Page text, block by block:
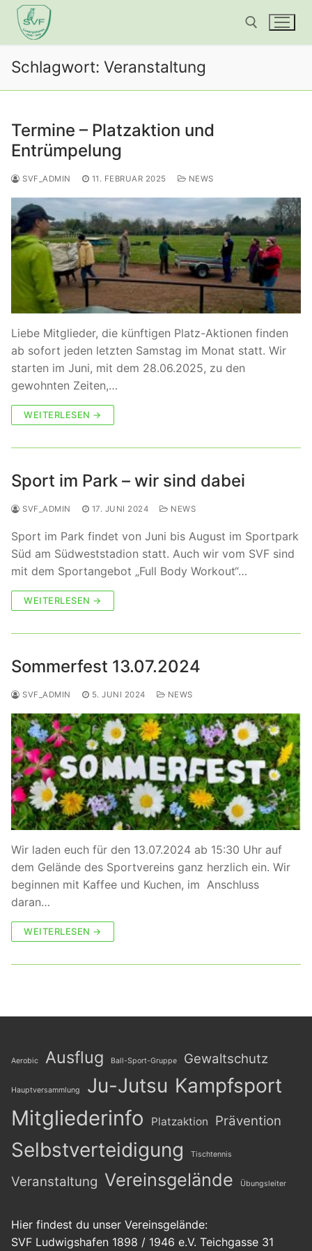
Zum
Inhalt
springen
Schlagwort: Veranstaltung
Termine – Platzaktion und
Entrümpelung
SVF_ADMIN 11. FEBRUAR 2025 NEWS
Liebe Mitglieder, die künftigen Platz-Aktionen finden
ab sofort jeden letzten Samstag im Monat statt. Wir
starten im Juni, mit dem 28.06.2025, zu den
gewohnten Zeiten,…
WEITERLESEN →
Sport im Park – wir sind dabei
SVF_ADMIN 17. JUNI 2024 NEWS
Sport im Park findet von Juni bis August im Sportpark
Süd am Südweststadion statt. Auch wir vom SVF sind
mit dem Sportangebot „Full Body Workout“…
WEITERLESEN →
Sommerfest 13.07.2024
SVF_ADMIN 5. JUNI 2024 NEWS
Wir laden euch für den 13.07.2024 ab 15:30 Uhr auf
dem Gelände des Sportvereins ganz herzlich ein. Wir
beginnen mit Kaffee und Kuchen, im Anschluss
daran…
WEITERLESEN →
Aerobic Ausflug Ball-Sport-Gruppe Gewaltschutz
Hauptversammlung Ju-Jutsu Kampfsport
Mitgliederinfo Platzaktion Prävention
Selbstverteidigung Tischtennis
Veranstaltung Vereinsgelände Übungsleiter
Hier findest du unser Vereinsgelände:
SVF Ludwigshafen 1898 / 1946 e.V. Teichgasse 31